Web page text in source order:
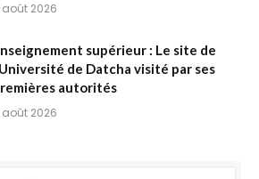
août 2026
supérieur : Le site de
de Datcha visité par ses
autorités
août 2026